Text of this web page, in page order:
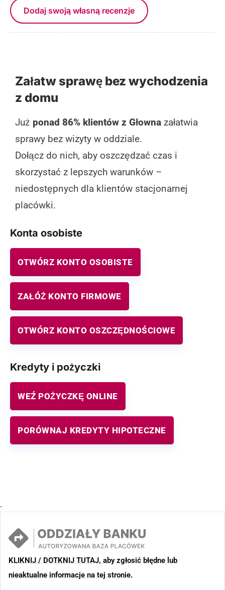
Dodaj swoją własną recenzje
Załatw sprawę bez wychodzenia
z domu
Już ponad 86% klientów z Głowna załatwia
sprawy bez wizyty w oddziale.
Dołącz do nich, aby oszczędzać czas i
skorzystać z lepszych warunków –
niedostępnych dla klientów stacjonarnej
placówki.
Konta osobiste
OTWÓRZ KONTO OSOBISTE
ZAŁÓŻ KONTO FIRMOWE
OTWÓRZ KONTO OSZCZĘDNOŚCIOWE
Kredyty i pożyczki
WEŹ POŻYCZKĘ ONLINE
PORÓWNAJ KREDYTY HIPOTECZNE
.
KLIKNIJ / DOTKNIJ TUTAJ, aby zgłosić błędne lub
nieaktualne informacje na tej stronie.